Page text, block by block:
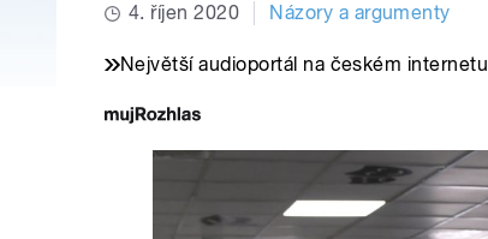
4. říjen 2020 Názory a argumenty
Největší audioportál na českém internetu